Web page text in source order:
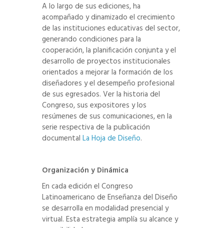
A lo largo de sus ediciones, ha
acompañado y dinamizado el crecimiento
de las instituciones educativas del sector,
generando condiciones para la
cooperación, la planificación conjunta y el
desarrollo de proyectos institucionales
orientados a mejorar la formación de los
diseñadores y el desempeño profesional
de sus egresados. Ver la historia del
Congreso, sus expositores y los
resúmenes de sus comunicaciones, en la
serie respectiva de la publicación
documental La Hoja de Diseño.
Organización y Dinámica
En cada edición el Congreso
Latinoamericano de Enseñanza del Diseño
se desarrolla en modalidad presencial y
virtual. Esta estrategia amplía su alcance y